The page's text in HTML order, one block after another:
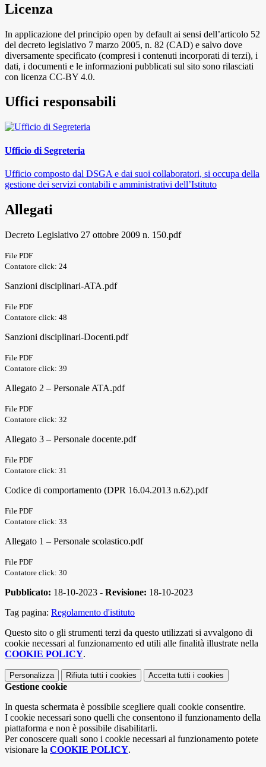
Licenza
In applicazione del principio open by default ai sensi dell’articolo 52
del decreto legislativo 7 marzo 2005, n. 82 (CAD) e salvo dove
diversamente specificato (compresi i contenuti incorporati di terzi), i
dati, i documenti e le informazioni pubblicati sul sito sono rilasciati
con licenza CC-BY 4.0.
Uffici responsabili
Ufficio di Segreteria
Ufficio composto dal DSGA e dai suoi collaboratori, si occupa della
gestione dei servizi contabili e amministrativi dell’Istituto
Allegati
Decreto Legislativo 27 ottobre 2009 n. 150.pdf
File PDF
Contatore click: 24
Sanzioni disciplinari-ATA.pdf
File PDF
Contatore click: 48
Sanzioni disciplinari-Docenti.pdf
File PDF
Contatore click: 39
Allegato 2 – Personale ATA.pdf
File PDF
Contatore click: 32
Allegato 3 – Personale docente.pdf
File PDF
Contatore click: 31
Codice di comportamento (DPR 16.04.2013 n.62).pdf
File PDF
Contatore click: 33
Allegato 1 – Personale scolastico.pdf
File PDF
Contatore click: 30
Pubblicato: 18-10-2023 - Revisione: 18-10-2023
Tag pagina: Regolamento d'istituto
Questo sito o gli strumenti terzi da questo utilizzati si avvalgono di
cookie necessari al funzionamento ed utili alle finalità illustrate nella
COOKIE POLICY.
Personalizza Rifiuta tutti i cookies Accetta tutti i cookies
Gestione cookie
In questa schermata è possibile scegliere quali cookie consentire.
I cookie necessari sono quelli che consentono il funzionamento della
piattaforma e non è possibile disabilitarli.
Per conoscere quali sono i cookie necessari al funzionamento potete
visionare la COOKIE POLICY.